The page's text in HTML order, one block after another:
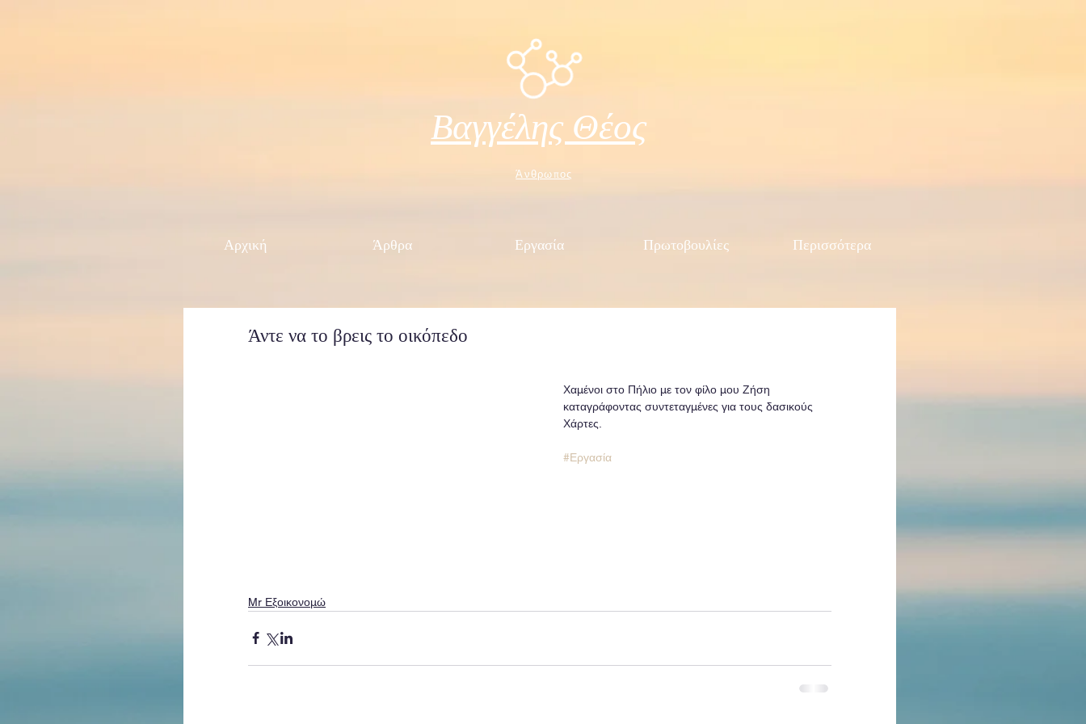
Άνθρωπος
Βαγγέλης Θέος
Αρχική Άρθρα Εργασία Πρωτοβουλίες Περισσότερα
Άντε να το βρεις το οικόπεδο
Χαμένοι στο Πήλιο με τον φίλο μου Ζήση
καταγράφοντας συντεταγμένες για τους δασικούς
Χάρτες.
#Εργασία
Mr Εξοικονομώ